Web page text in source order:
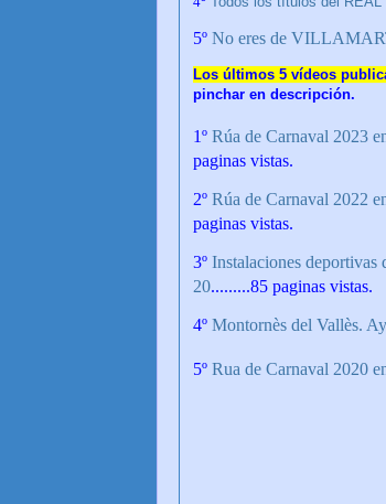
5º No eres de
Los últimos 5 vídeos
pinchar en descripción.
1º Rúa de Carnaval 2023
paginas vistas.
2º Rúa de Carnaval 2022
paginas vistas.
3º Instalaciones
20.........85 paginas vistas.
4º Montornès del Vallès.
5º Rua de Carnaval 2020